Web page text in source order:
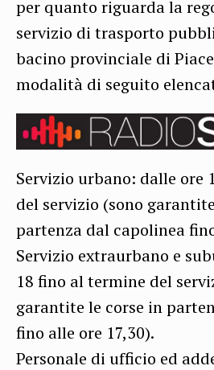
per quanto riguarda la
servizio di trasporto
bacino provinciale di
modalità di seguito
Servizio urbano: dalle ore
del servizio (sono
partenza dal capolinea
Servizio extraurbano e
18 fino al termine del
garantite le corse in
fino alle ore 17,30).
Personale di ufficio ed